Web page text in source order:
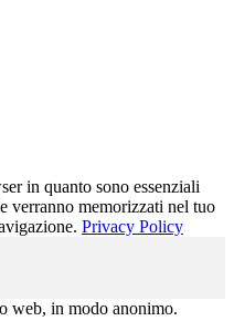
in quanto sono essenziali
verranno memorizzati nel tuo
Privacy Policy
web, in modo anonimo.